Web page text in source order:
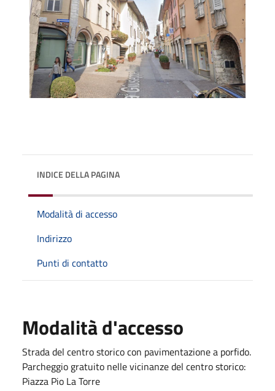
INDICE DELLA PAGINA
Modalità di accesso
Indirizzo
Punti di contatto
Modalità d'accesso
Strada del centro storico con pavimentazione a porfido.
Parcheggio gratuito nelle vicinanze del centro storico:
Piazza Pio La Torre